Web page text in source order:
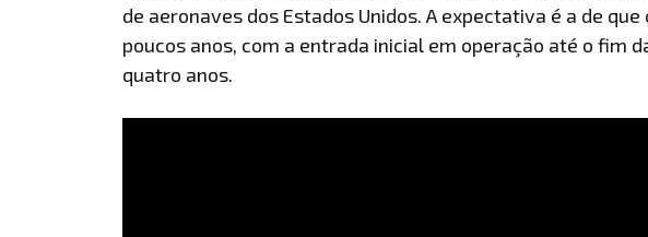
de aeronaves dos Estados Unidos. A expectativa é a de
poucos anos, com a entrada inicial em operação até o fim
quatro anos.